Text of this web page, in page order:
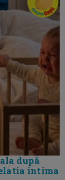
după
intima